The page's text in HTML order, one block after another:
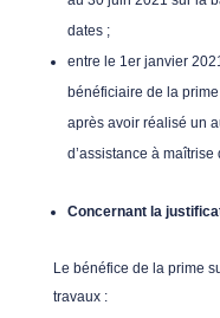
dates ;
entre le 1er janvier
bénéficiaire de la
après avoir réalisé un
d’assistance à maîtrise
Concernant la
Le bénéfice de la prime
travaux :